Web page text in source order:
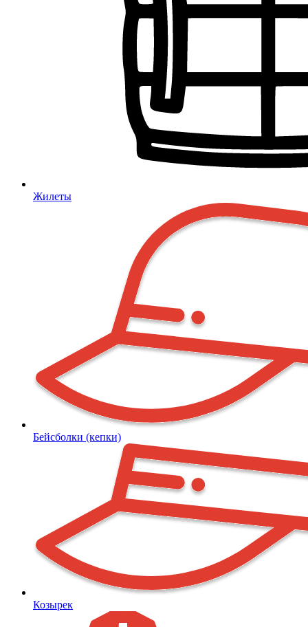
Жилеты
Бейсболки (кепки)
Козырек